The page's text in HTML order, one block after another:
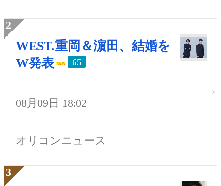
WEST.重岡＆濵田、結婚を
W発表
65
08月09日 18:02
オリコンニュース